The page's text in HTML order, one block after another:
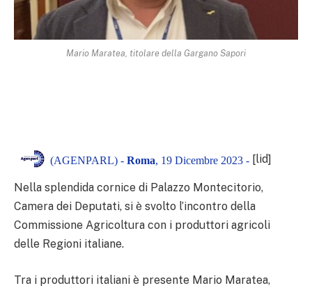
Mario Maratea, titolare della Gargano Sapori
(AGENPARL) - Roma, 19 Dicembre 2023 - [lid]
Nella splendida cornice di Palazzo Montecitorio,
Camera dei Deputati, si è svolto l’incontro della
Commissione Agricoltura con i produttori agricoli
delle Regioni italiane.
Tra i produttori italiani è presente Mario Maratea,